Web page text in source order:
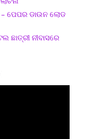
ପେପର ଡାଉନ ଲୋଡ
ଛାତ୍ରୀ ନୀବାସରେ